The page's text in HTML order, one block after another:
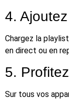
4.
Chargez la
en direct ou en
5.
Sur tous vos